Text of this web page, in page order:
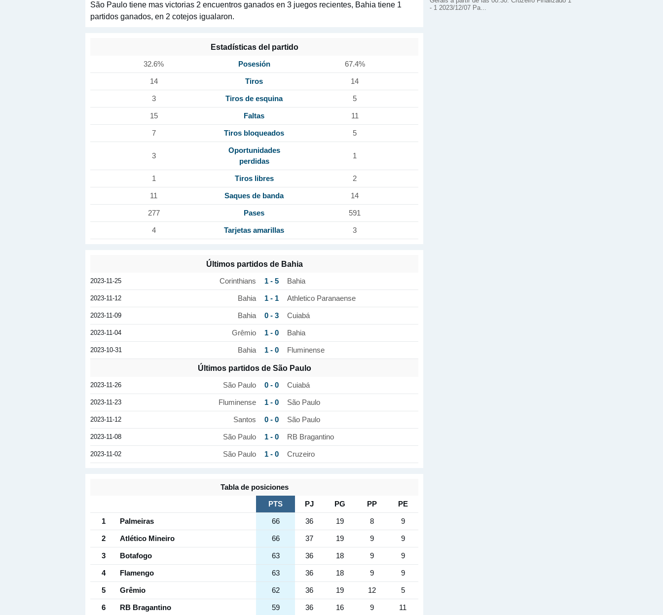
São Paulo tiene mas victorias 2 encuentros ganados en 3 juegos recientes, Bahia tiene 1
partidos ganados, en 2 cotejos igualaron.
Estadísticas del partido
32.6% Posesión 67.4%
14 Tiros 14
3 Tiros de esquina 5
15 Faltas 11
7 Tiros bloqueados 5
3
Oportunidades
perdidas
1
1 Tiros libres 2
11 Saques de banda 14
277 Pases 591
4 Tarjetas amarillas 3
Últimos partidos de Bahia
2023-11-25 Corinthians 1 - 5 Bahia
2023-11-12 Bahia 1 - 1 Athletico Paranaense
2023-11-09 Bahia 0 - 3 Cuiabá
2023-11-04 Grêmio 1 - 0 Bahia
2023-10-31 Bahia 1 - 0 Fluminense
Últimos partidos de São Paulo
2023-11-26 São Paulo 0 - 0 Cuiabá
2023-11-23 Fluminense 1 - 0 São Paulo
2023-11-12 Santos 0 - 0 São Paulo
2023-11-08 São Paulo 1 - 0 RB Bragantino
2023-11-02 São Paulo 1 - 0 Cruzeiro
Tabla de posiciones
PTS PJ PG PP PE
1 Palmeiras 66 36 19 8 9
2 Atlético Mineiro 66 37 19 9 9
3 Botafogo 63 36 18 9 9
4 Flamengo 63 36 18 9 9
5 Grêmio 62 36 19 12 5
6 RB Bragantino 59 36 16 9 11
- 1 2023/12/07 Pa...